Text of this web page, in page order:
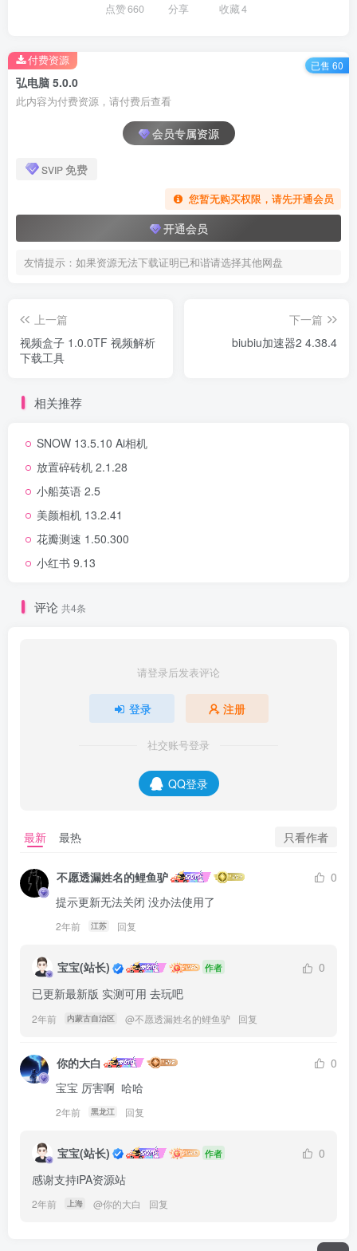
点赞660 分享 收藏4
弘电脑 5.0.0
此内容为付费资源，请付费后查看
会员专属资源
SVIP免费
您暂无购买权限，请先开通会员
开通会员
友情提示：如果资源无法下载证明已和谐请选择其他网盘
付费资源 已售 60
上一篇
视频盒子 1.0.0TF 视频解析
下载工具
下一篇
biubiu加速器2 4.38.4
相关推荐
SNOW 13.5.10 Ai相机
放置碎砖机 2.1.28
小船英语 2.5
美颜相机 13.2.41
花瓣测速 1.50.300
小红书 9.13
评论 共4条
请登录后发表评论
登录 注册
社交账号登录
QQ登录
最新 最热 只看作者
不愿透漏姓名的鲤鱼驴
0
提示更新无法关闭 没办法使用了
2年前 江苏 回复
宝宝(站长) 作者
0
已更新最新版 实测可用 去玩吧
2年前 内蒙古自治区 @不愿透漏姓名的鲤鱼驴 回复
你的大白
0
宝宝 厉害啊  哈哈
2年前 黑龙江 回复
宝宝(站长) 作者
0
感谢支持iPA资源站
2年前 上海 @你的大白 回复